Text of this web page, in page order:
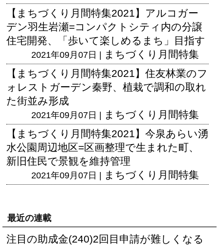
【まちづくり月間特集2021】アルコガー
デン羽生岩瀬=コンパクトシティ内の分譲
住宅開発、「歩いて楽しめるまち」目指す
2021年09月07日 | まちづくり月間特集
【まちづくり月間特集2021】住友林業のフ
ォレストガーデン秦野、植栽で調和の取れ
た街並み形成
2021年09月07日 | まちづくり月間特集
【まちづくり月間特集2021】今泉あらい湧
水公園周辺地区=区画整理で生まれた町、
新旧住民で景観を維持管理
2021年09月07日 | まちづくり月間特集
最近の連載
注目の助成金(240)2回目申請が難しくなる